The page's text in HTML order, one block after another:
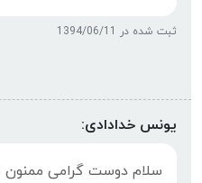
ثبت شده در 1394/06/11
یونس خدادادی:
سلام دوست گرامی